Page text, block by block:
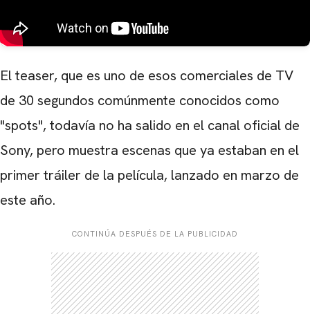
El teaser, que es uno de esos comerciales de TV
de 30 segundos comúnmente conocidos como
"spots", todavía no ha salido en el canal oficial de
Sony, pero muestra escenas que ya estaban en el
primer tráiler de la película, lanzado en marzo de
este año.
CONTINÚA DESPUÉS DE LA PUBLICIDAD